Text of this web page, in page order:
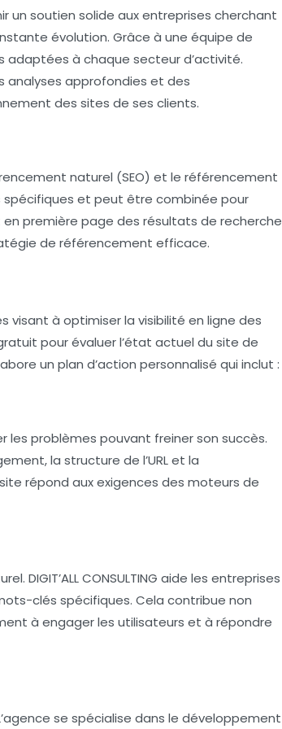
un soutien solide aux entreprises cherchant
évolution. Grâce à une équipe de
adaptées à chaque secteur d’activité.
analyses approfondies et des
des sites de ses clients.
naturel (SEO) et le référencement
et peut être combinée pour
première page des résultats de recherche
de référencement efficace.
visant à optimiser la visibilité en ligne des
pour évaluer l’état actuel du site de
un plan d’action personnalisé qui inclut :
problèmes pouvant freiner son succès.
la structure de l’URL et la
répond aux exigences des moteurs de
CONSULTING aide les entreprises
clés spécifiques. Cela contribue non
à engager les utilisateurs et à répondre
se spécialise dans le développement